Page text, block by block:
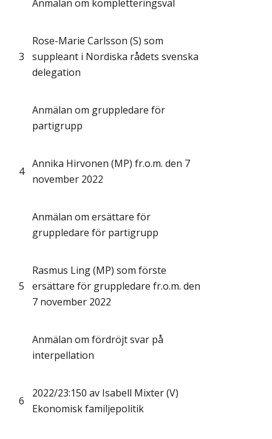
Anmälan om kompletteringsval
3
Rose-Marie Carlsson (S) som
suppleant i Nordiska rådets svenska
delegation
Anmälan om gruppledare för
partigrupp
4
Annika Hirvonen (MP) fr.o.m. den 7
november 2022
Anmälan om ersättare för
gruppledare för partigrupp
5
Rasmus Ling (MP) som förste
ersättare för gruppledare fr.o.m. den
7 november 2022
Anmälan om fördröjt svar på
interpellation
6
2022/23:150 av Isabell Mixter (V)
Ekonomisk familjepolitik